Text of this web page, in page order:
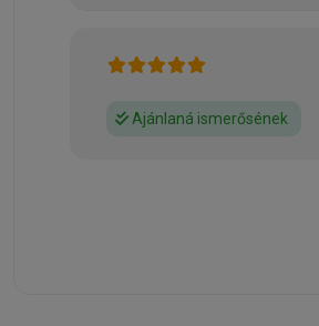
Ajánlaná ismerősének